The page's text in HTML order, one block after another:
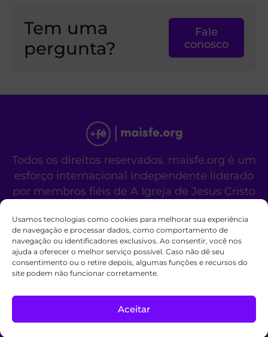
Usamos tecnologias como cookies para melhorar sua experiência
de navegação e processar dados, como comportamento de
navegação ou identificadores exclusivos. Ao consentir, você nos
ajuda a oferecer o melhor serviço possível. Caso não dê seu
consentimento ou o retire depois, algumas funções e recursos do
site podem não funcionar corretamente.
Aceitar
Tem uma
pergunta?
Fale
conosco
Todos os direitos reservados. maisfe.org é um
esforço internacional independente liderado
por membros fiéis de A Igreja de Jesus Cristo
Este site não é um site oficial da organização
religiosa mencionada acima.
Fale Conosco Políticas de Cookies